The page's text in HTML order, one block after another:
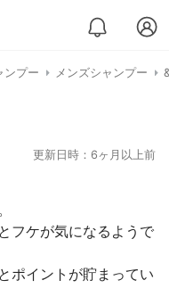
ンプー メンズシャンプー
更新日時：6ヶ月以上前
フケが気になるようで
ポイントが貯まってい